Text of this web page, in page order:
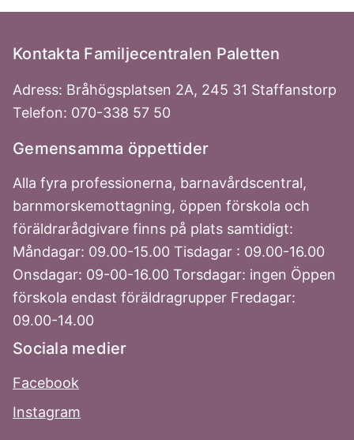
Kontakta Familjecentralen Paletten
Adress: Bråhögsplatsen 2A, 245 31 Staffanstorp
Telefon: 070-338 57 50
Gemensamma öppettider
Alla fyra professionerna, barnavårdscentral,
barnmorskemottagning, öppen förskola och
föräldrarådgivare finns på plats samtidigt:
Måndagar: 09.00-15.00 Tisdagar : 09.00-16.00
Onsdagar: 09-00-16.00 Torsdagar: ingen Öppen
förskola endast föräldragrupper Fredagar:
09.00-14.00
Sociala medier
Facebook
Instagram